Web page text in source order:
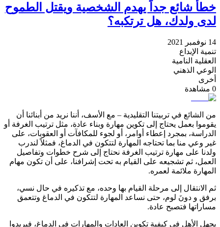
خطأ شائع جداً يهدم الشخصية ويقتل الطموح
لدى ولدك، هل ترتكبه؟
14 نوفمبر 2021
تنمية الإبداع
العقلية النامية
الوعي الذهني
أخرى
0 مشاهدة
من الشائع في تربيتنا التقليدية – مع الأسف، أننا نريد من أبنائنا أن
يقوموا بعمل يحتاج إلى تكوين مهارة وبناء عادة، مثل ترتيب الغرفة أو
الدراسة، بمجرد إعطاء أوامر، أو لجوء للمكافآت أو العقوبات، على
غير وعي منا بما تحتاجه المهارة لتتكون في الدماغ، فمثلاً لندرب
ولدنا على مهارة ترتيب الغرفة نحتاج إلى شرح خطوات وتفاصيل
العمل، ثم تشجيعه على القيام به تحت إشرافنا، على أن تكون مهام
المهارة ملائمة لعمره.
ثم الانتقال إلى مرحلة القيام بها وحده، مع تذكيره في حال نسي،
برفق و دونَ لوم، حتى نساعد المهارة لتتكون في الدماغ وتتعمق
مساراتها فتصبح عادة.
يجهل الأهل في كيفية تكوين العادات والمهارات في الدماغ، فيريدوا